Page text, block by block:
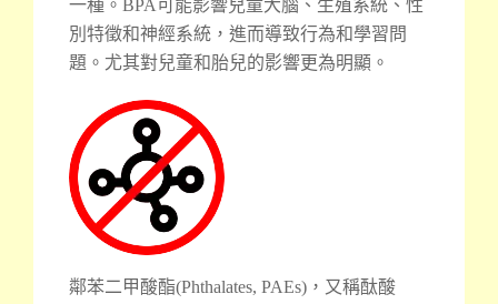
一種。BPA可能影響兒童大腦、生殖系統、性
別特徵和神經系統，進而導致行為和學習問
題。尤其對兒童和胎兒的影響更為明顯。
鄰苯二甲酸酯(Phthalates, PAEs)，又稱酞酸